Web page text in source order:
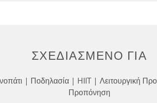
ΣΧΕΔΙΑΣΜΈΝΟ ΓΙΑ
| Ποδηλασία | HIIT | Λειτουργική
Προπόνηση